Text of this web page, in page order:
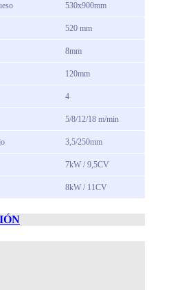
530x900mm
520 mm
8mm
120mm
4
5/8/12/18 m/min
3,5/250mm
7kW / 9,5CV
8kW / 11CV